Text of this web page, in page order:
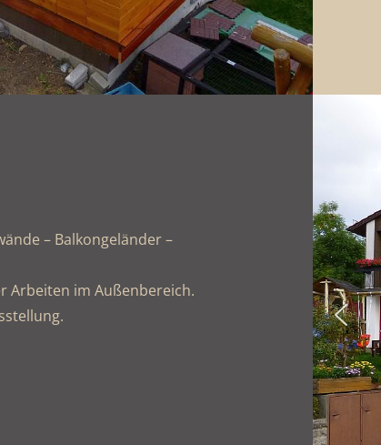
– Balkongeländer –
Arbeiten im Außenbereich.